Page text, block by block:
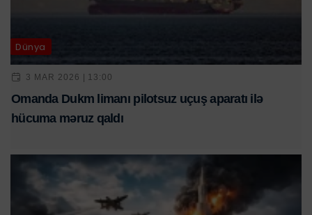
Dünya
3 MAR 2026 | 13:00
Omanda Dukm limanı pilotsuz uçuş aparatı ilə
hücuma məruz qaldı